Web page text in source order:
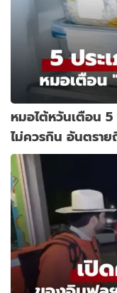
หมอไต้หวันเตือน 5
ไม่ควรกิน อันตรา